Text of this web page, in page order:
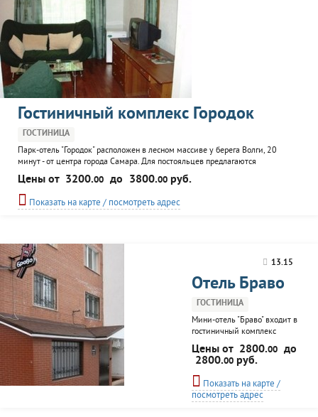
Гостиничный комплекс Городок
ГОСТИНИЦА
Парк-отель "Городок" расположен в лесном массиве у берега Волги, 20
минут - от центра города Самара. Для постояльцев предлагаются
двухместные номера с возможностью заселения от 1 до 3 гостей. Удобства,
холодильник, интернет, ТВ, телефон, сейф и вместительный шкаф. На
территории комплекса расположен ресторан с двумя
многофункциональными банкетными залами, летние площадки и беседка...
Цены от 3200.00 до 3800.00 руб.
Показать на карте / посмотреть адрес
13.15
Отель Браво
ГОСТИНИЦА
Мини-отель "Браво" входит в
гостиничный комплекс
"Браво", в городе Самаре.
Номерной фонд - 5 номеров
"стандарт" европейского
уровня комфортности с
кабельным TV, Wi-Fi,
рабочим столом,
Цены от 2800.00 до
2800.00 руб.
Показать на карте /
посмотреть адрес